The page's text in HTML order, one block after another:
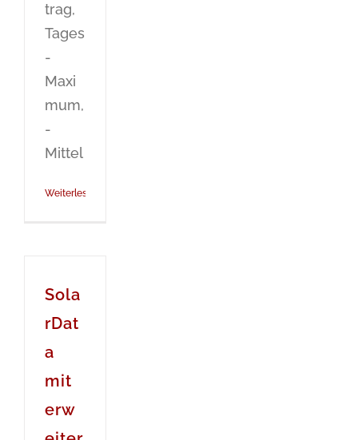
trag,
Tages
-
Maxi
mum,
-
Mittel
Weiterlesen
Sola
rDat
a
mit
erw